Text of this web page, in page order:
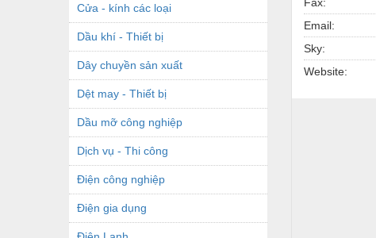
Cửa - kính các loại
Dầu khí - Thiết bị
Dây chuyền sản xuất
Dệt may - Thiết bị
Dầu mỡ công nghiệp
Dịch vụ - Thi công
Điện công nghiệp
Điện gia dụng
Fax:
Email:
Sky:
Website: